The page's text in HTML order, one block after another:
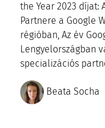
the Year 2023 díjat:
Partnere a Google
régióban, Az év
Lengyelországban
specializációs
Beata Socha